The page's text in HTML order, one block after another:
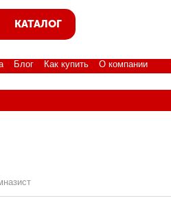
КАТАЛОГ
Блог Как купить О компании